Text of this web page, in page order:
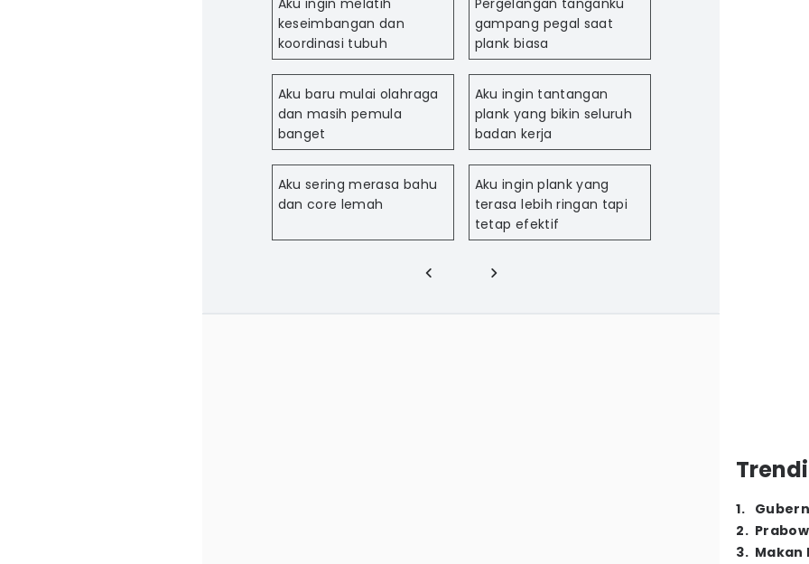
Aku ingin melatih
keseimbangan dan
koordinasi tubuh
Pergelangan tanganku
gampang pegal saat
plank biasa
Aku baru mulai olahraga
dan masih pemula
banget
Aku ingin tantangan
plank yang bikin seluruh
badan kerja
Aku sering merasa bahu
dan core lemah
Aku ingin plank yang
terasa lebih ringan tapi
tetap efektif
1.
2.
3. Makan